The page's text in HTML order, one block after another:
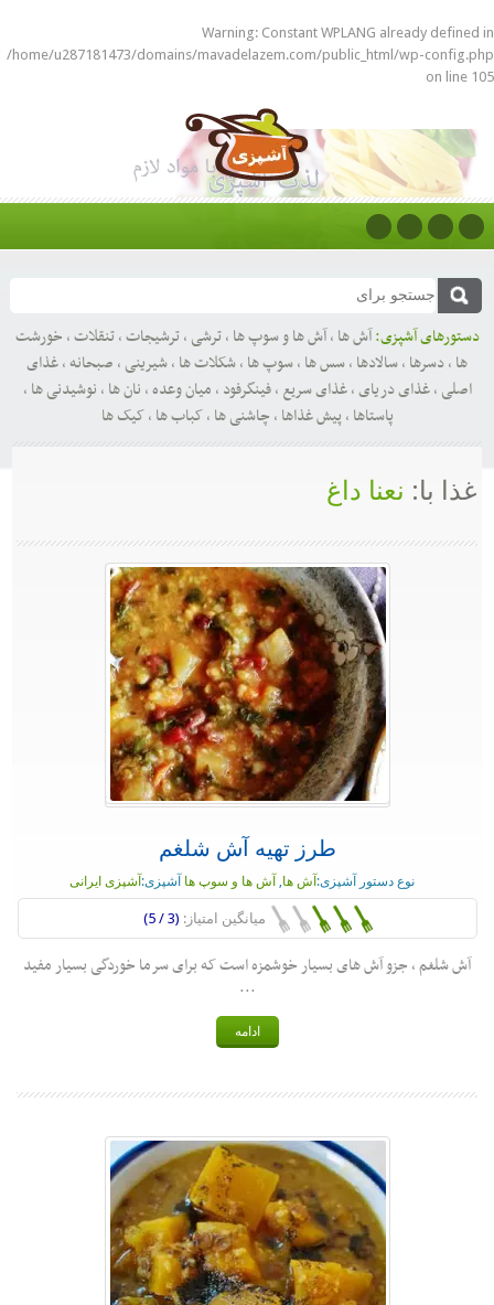
Warning: Constant WPLANG already defined in
/home/u287181473/domains/mavadelazem.com/public_html/wp-config.php
on line 105
دستورهای آشپزی:آش ها ,آش ها و سوپ ها ,ترشی ,ترشیجات,تنقلات, خورشت
ها ,دسرها ,سالادها ,سس ها ,سوپ ها ,شکلات ها ,شیرینی , صبحانه,غذای
اصلی ,غذای دریای,غذای سریع ,فینگرفود , میان وعده, نان ها , نوشیدنی ها ,
پاستاها ,پیش غذاها , چاشنی ها ,کباب ها ,کیک ها
غذا با: نعنا داغ
طرز تهیه آش شلغم
نوع دستور آشپزی: آش ها, آش ها و سوپ ها آشپزی: آشپزی ایرانی
میانگین امتیاز: (3 / 5)
آش شلغم ، جزو آش های بسیار خوشمزه است که برای سرما خوردگی بسیار مفید
...
ادامه